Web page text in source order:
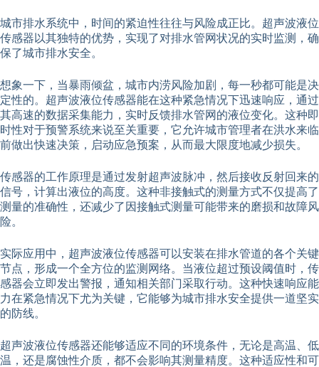
城市排水系统中，时间的紧迫性往往与风险成正比。超声波液位
传感器以其独特的优势，实现了对排水管网状况的实时监测，确
保了城市排水安全。
想象一下，当暴雨倾盆，城市内涝风险加剧，每一秒都可能是决
定性的。超声波液位传感器能在这种紧急情况下迅速响应，通过
其高速的数据采集能力，实时反馈排水管网的液位变化。这种即
时性对于预警系统来说至关重要，它允许城市管理者在洪水来临
前做出快速决策，启动应急预案，从而最大限度地减少损失。
传感器的工作原理是通过发射超声波脉冲，然后接收反射回来的
信号，计算出液位的高度。这种非接触式的测量方式不仅提高了
测量的准确性，还减少了因接触式测量可能带来的磨损和故障风
险。
实际应用中，超声波液位传感器可以安装在排水管道的各个关键
节点，形成一个全方位的监测网络。当液位超过预设阈值时，传
感器会立即发出警报，通知相关部门采取行动。这种快速响应能
力在紧急情况下尤为关键，它能够为城市排水安全提供一道坚实
的防线。
超声波液位传感器还能够适应不同的环境条件，无论是高温、低
温，还是腐蚀性介质，都不会影响其测量精度。这种适应性和可